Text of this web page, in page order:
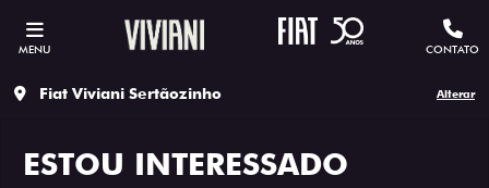
MENU CONTATO
Fiat Viviani Sertãozinho Alterar
ESTOU INTERESSADO